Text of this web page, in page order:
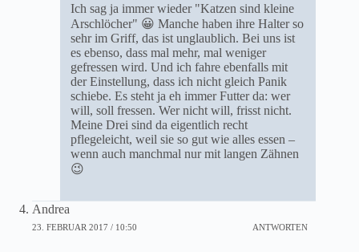
Ich sag ja immer wieder "Katzen sind kleine
Arschlöcher" 😀 Manche haben ihre Halter so
sehr im Griff, das ist unglaublich. Bei uns ist
es ebenso, dass mal mehr, mal weniger
gefressen wird. Und ich fahre ebenfalls mit
der Einstellung, dass ich nicht gleich Panik
schiebe. Es steht ja eh immer Futter da: wer
will, soll fressen. Wer nicht will, frisst nicht.
Meine Drei sind da eigentlich recht
pflegeleicht, weil sie so gut wie alles essen –
wenn auch manchmal nur mit langen Zähnen
😉
Andrea
23. FEBRUAR 2017 / 10:50 ANTWORTEN